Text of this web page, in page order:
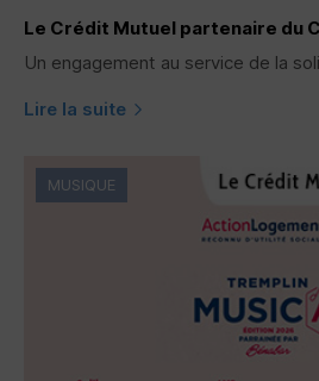
Le Crédit Mutuel partenaire du
Un engagement au service de la
Lire la suite
MUSIQUE